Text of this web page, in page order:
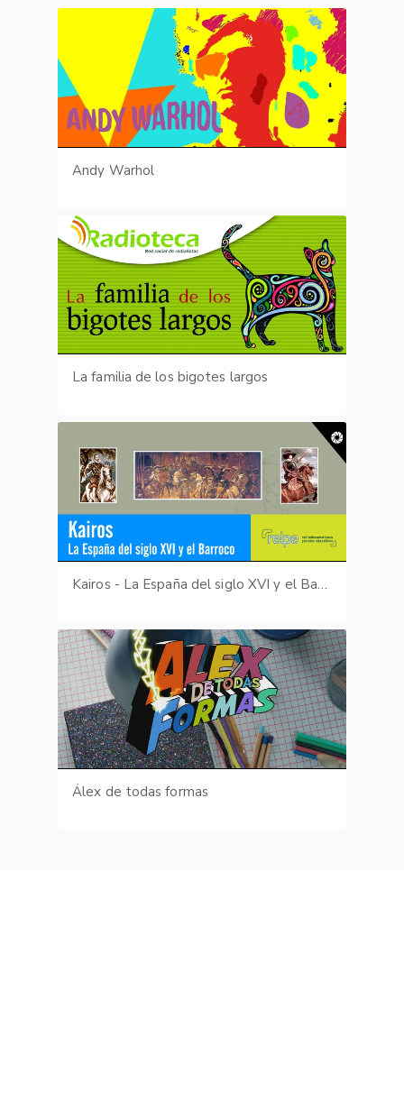
Andy Warhol
La familia de los bigotes largos
Kairos - La España del siglo XVI y el Barroco
Álex de todas formas